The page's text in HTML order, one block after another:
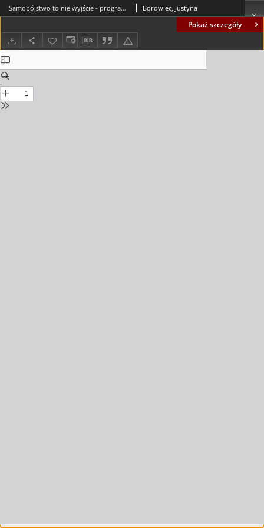
Pokaż szczegóły
Samobójstwo to nie wyjście - program antysuicydalny dla młodzieży = Suicide is'nt an option - antisuicide program for young people Borowiec, Justyna